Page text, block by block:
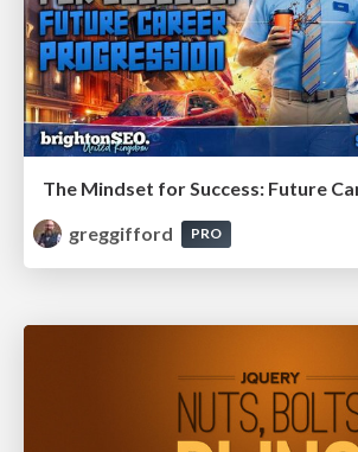
greggifford
PRO